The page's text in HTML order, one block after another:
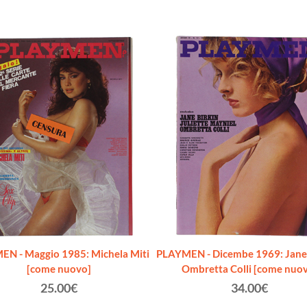
- Maggio 1985: Michela Miti
[come nuovo]
25.00€
PLAYMEN - Dicembe 1969:
Ombretta Colli [come
34.00€